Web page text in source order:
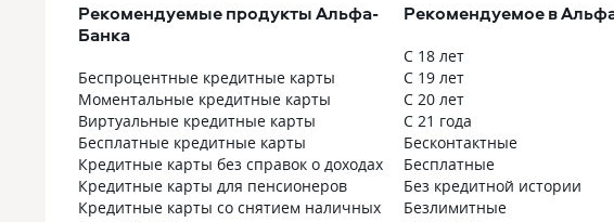
Рекомендуемые продукты Альфа-
Банка
Беспроцентные кредитные карты
Моментальные кредитные карты
Виртуальные кредитные карты
Бесплатные кредитные карты
Кредитные карты без справок о доходах
Кредитные карты для пенсионеров
Кредитные карты со снятием наличных
Рекомендуемое в
С 18 лет
С 19 лет
С 20 лет
С 21 года
Бесконтактные
Бесплатные
Без кредитной истории
Безлимитные